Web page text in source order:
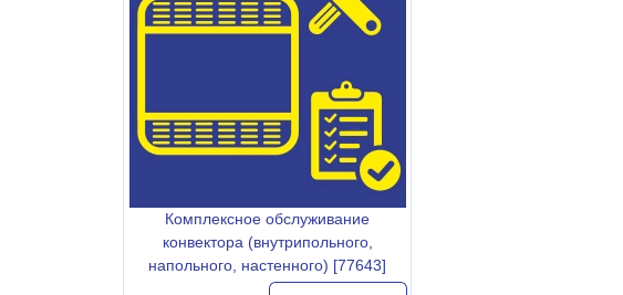
Комплексное обслуживание
конвектора (внутрипольного,
напольного, настенного) [77643]